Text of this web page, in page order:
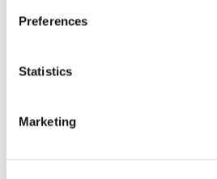
Preferences
Statistics
Marketing
Motorkleding heren
Motorhoodie heren